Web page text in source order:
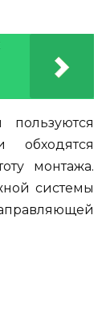
обходятся
монтажа.
системы